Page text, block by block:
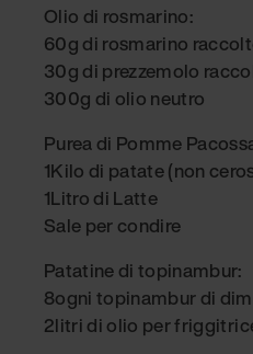
Olio di rosmarino:
60g di rosmarino
30g di prezzemolo
300g di olio neutro
Purea di Pomme
1Kilo di patate (non
1Litro di Latte
Sale per condire
Patatine di topinambur:
8ogni topinambur di
2litri di olio per